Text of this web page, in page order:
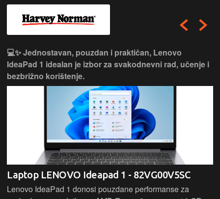
💻✨ Jednostavan, pouzdan i praktičan, Lenovo
IdeaPad 1 idealan je izbor za svakodnevni rad, učenje i
bezbrižno korištenje.
Laptop LENOVO Ideapad 1 - 82VG00V5SC
Lenovo IdeaPad 1 donosi pouzdane performanse za